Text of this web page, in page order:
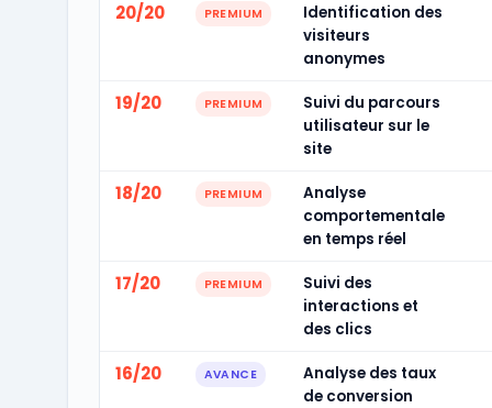
20/20 PREMIUM
Identification des
visiteurs
anonymes
19/20 PREMIUM
Suivi du parcours
utilisateur sur le
site
18/20 PREMIUM
Analyse
comportementale
en temps réel
17/20 PREMIUM
Suivi des
interactions et
des clics
16/20 AVANCE
Analyse des taux
de conversion